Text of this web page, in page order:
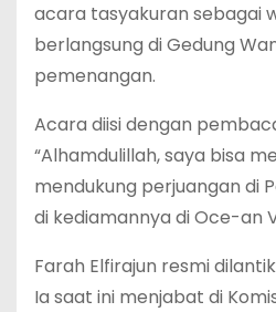
acara tasyakuran sebagai
berlangsung di Gedung
pemenangan.
Acara diisi dengan
“Alhamdulillah, saya bisa
mendukung perjuangan di
di kediamannya di Oce-an
Farah Elfirajun resmi
Ia saat ini menjabat di